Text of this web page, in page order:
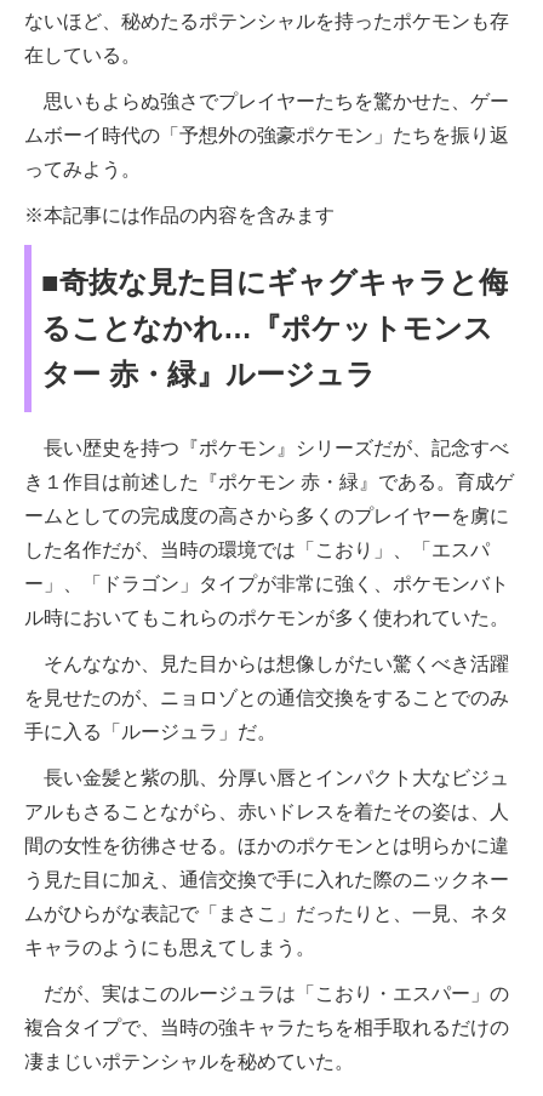
ないほど、秘めたるポテンシャルを持ったポケモンも存
在している。
思いもよらぬ強さでプレイヤーたちを驚かせた、ゲー
ムボーイ時代の「予想外の強豪ポケモン」たちを振り返
ってみよう。
※本記事には作品の内容を含みます
■奇抜な見た目にギャグキャラと侮
ることなかれ…『ポケットモンス
ター 赤・緑』ルージュラ
長い歴史を持つ『ポケモン』シリーズだが、記念すべ
き１作目は前述した『ポケモン 赤・緑』である。育成ゲ
ームとしての完成度の高さから多くのプレイヤーを虜に
した名作だが、当時の環境では「こおり」、「エスパ
ー」、「ドラゴン」タイプが非常に強く、ポケモンバト
ル時においてもこれらのポケモンが多く使われていた。
そんななか、見た目からは想像しがたい驚くべき活躍
を見せたのが、ニョロゾとの通信交換をすることでのみ
手に入る「ルージュラ」だ。
長い金髪と紫の肌、分厚い唇とインパクト大なビジュ
アルもさることながら、赤いドレスを着たその姿は、人
間の女性を彷彿させる。ほかのポケモンとは明らかに違
う見た目に加え、通信交換で手に入れた際のニックネー
ムがひらがな表記で「まさこ」だったりと、一見、ネタ
キャラのようにも思えてしまう。
だが、実はこのルージュラは「こおり・エスパー」の
複合タイプで、当時の強キャラたちを相手取れるだけの
凄まじいポテンシャルを秘めていた。